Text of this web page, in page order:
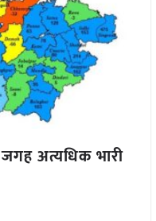
अत्यधिक भारी